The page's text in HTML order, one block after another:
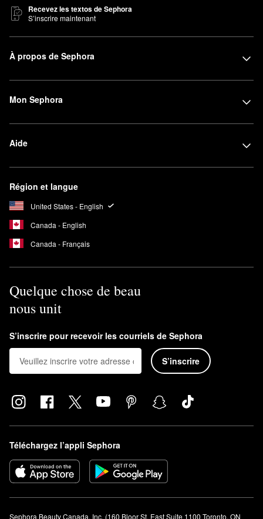
Recevez les textos de Sephora
S’inscrire maintenant
À propos de Sephora
Mon Sephora
Aide
Région et langue
United States - English
Canada - English
Canada - Français
Quelque chose de beau
nous unit
S’inscrire pour recevoir les courriels de Sephora
S’inscrire
Téléchargez l’appli Sephora
Sephora Beauty Canada, Inc. (160 Bloor St. East Suite 1100 Toronto, ON